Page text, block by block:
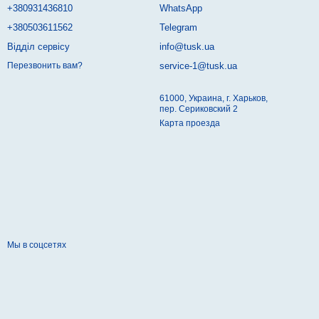
+380931436810
+380503611562
Відділ сервісу
Перезвонить вам?
WhatsApp
Telegram
info@tusk.ua
service-1@tusk.ua
61000, Украина, г. Харьков,
пер. Сериковский 2
Карта проезда
Мы в соцсетях